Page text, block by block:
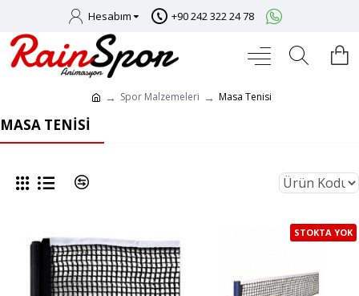
Hesabım +90 242 322 24 78
Spor Malzemeleri Masa Tenisi
MASA TENISI
STOKTA YOK